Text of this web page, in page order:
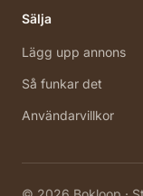
Sälja
Lägg upp annons
Så funkar det
Användarvillkor